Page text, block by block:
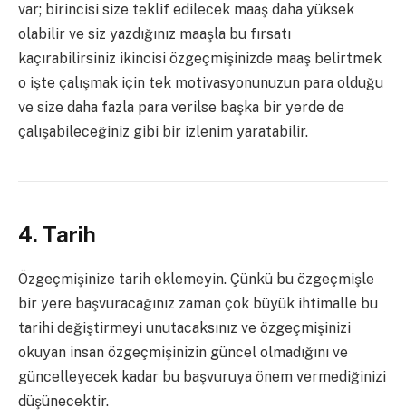
var; birincisi size teklif edilecek maaş daha yüksek
olabilir ve siz yazdığınız maaşla bu fırsatı
kaçırabilirsiniz ikincisi özgeçmişinizde maaş belirtmek
o işte çalışmak için tek motivasyonunuzun para olduğu
ve size daha fazla para verilse başka bir yerde de
çalışabileceğiniz gibi bir izlenim yaratabilir.
4. Tarih
Özgeçmişinize tarih eklemeyin. Çünkü bu özgeçmişle
bir yere başvuracağınız zaman çok büyük ihtimalle bu
tarihi değiştirmeyi unutacaksınız ve özgeçmişinizi
okuyan insan özgeçmişinizin güncel olmadığını ve
güncelleyecek kadar bu başvuruya önem vermediğinizi
düşünecektir.